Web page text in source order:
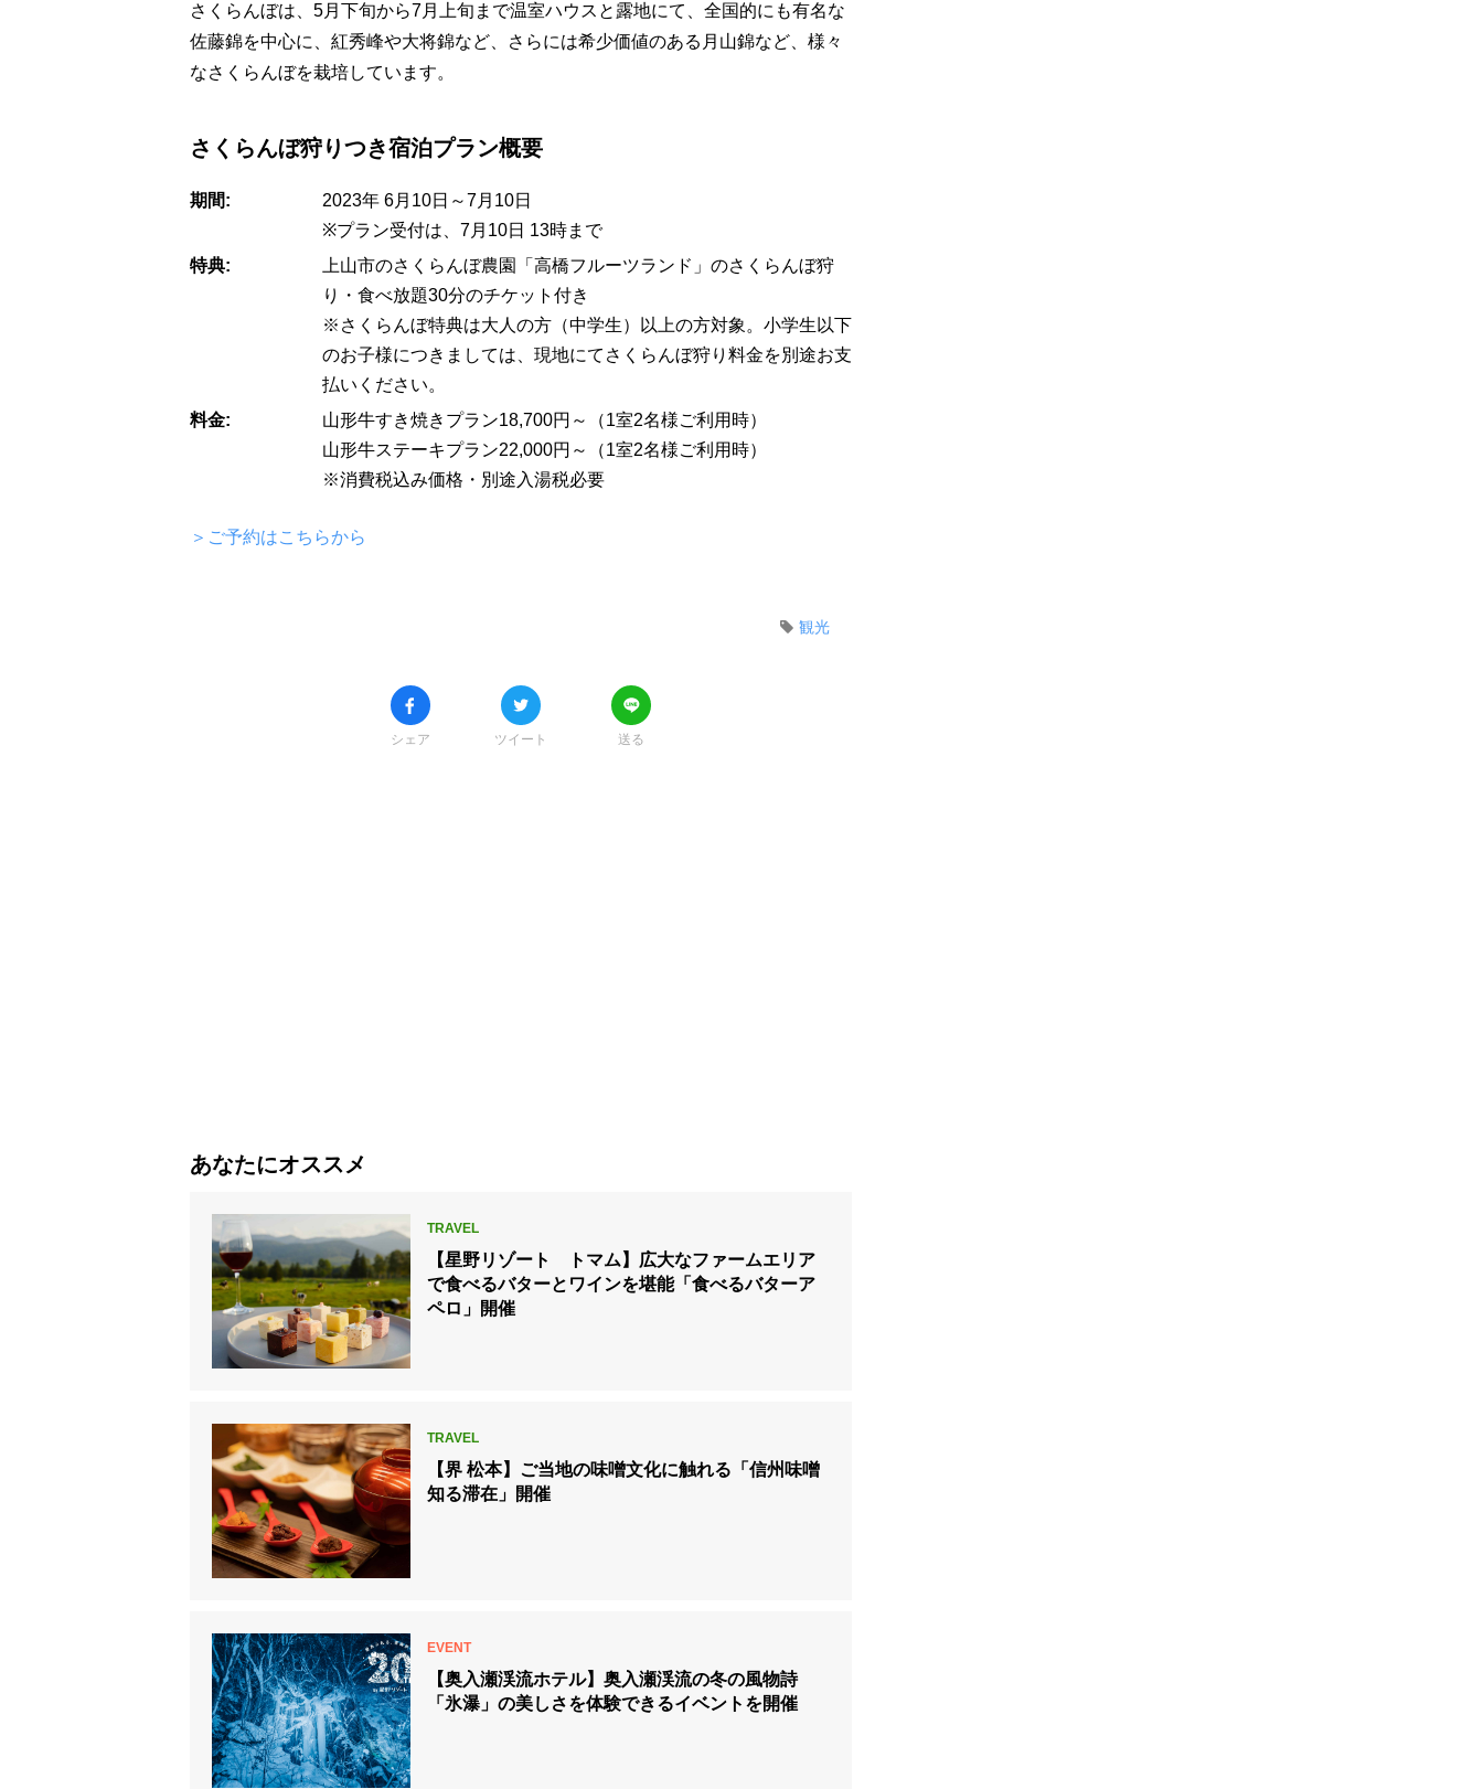
さくらんぼは、5月下旬から7月上旬まで温室ハウスと露地にて、全国的にも有名な
佐藤錦を中心に、紅秀峰や大将錦など、さらには希少価値のある月山錦など、様々
なさくらんぼを栽培しています。
さくらんぼ狩りつき宿泊プラン概要
期間:
2023年 6月10日～7月10日
※プラン受付は、7月10日 13時まで
特典:
上山市のさくらんぼ農園「高橋フルーツランド」のさくらんぼ狩
り・食べ放題30分のチケット付き
※さくらんぼ特典は大人の方（中学生）以上の方対象。小学生以下
のお子様につきましては、現地にてさくらんぼ狩り料金を別途お支
払いください。
料金:
山形牛すき焼きプラン18,700円～（1室2名様ご利用時）
山形牛ステーキプラン22,000円～（1室2名様ご利用時）
※消費税込み価格・別途入湯税必要
＞ご予約はこちらから
観光
シェア ツイート 送る
あなたにオススメ
【星野リゾート トマム】広大なファームエリア
で食べるバターとワインを堪能「食べるバターア
ペロ」開催
【界 松本】ご当地の味噌文化に触れる「信州味噌
知る滞在」開催
【奥入瀬渓流ホテル】奥入瀬渓流の冬の風物詩
「氷瀑」の美しさを体験できるイベントを開催